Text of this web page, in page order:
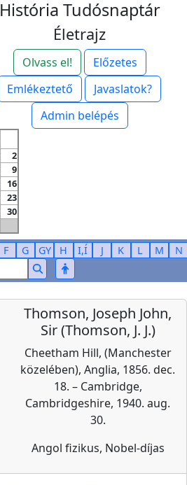
História Tudósnaptár
Életrajz
Olvass el!
Előzetes
Emlékeztető
Javaslatok?
Admin belépés
2
9
16
23
30
F G GY H I,Í J K L M
N
Thomson, Joseph John,
Sir (Thomson, J. J.)
Cheetham Hill, (Manchester
közelében), Anglia, 1856. dec.
18. – Cambridge,
Cambridgeshire, 1940. aug.
30.
Angol fizikus, Nobel-díjas